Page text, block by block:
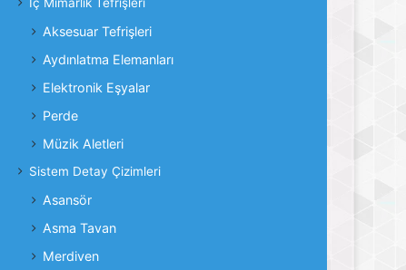
Aksesuar Tefrişleri
Aydınlatma Elemanları
Elektronik Eşyalar
Perde
Müzik Aletleri
Sistem Detay Çizimleri
Asansör
Asma Tavan
Merdiven